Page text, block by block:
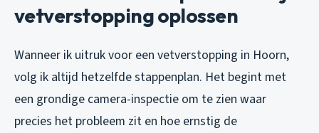
vetverstopping oplossen
Wanneer ik uitruk voor een vetverstopping in Hoorn,
volg ik altijd hetzelfde stappenplan. Het begint met
een grondige camera-inspectie om te zien waar
precies het probleem zit en hoe ernstig de